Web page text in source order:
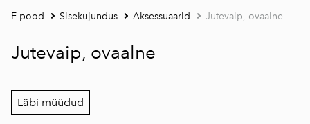
E-pood Sisekujundus Aksessuaarid Jutevaip, ovaalne
Jutevaip, ovaalne
Läbi müüdud